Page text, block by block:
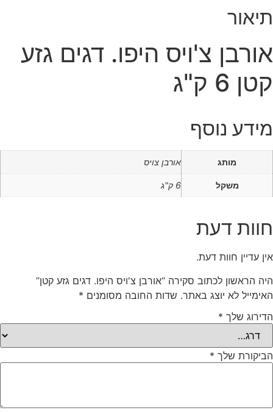
תיאור
אורבן צ'ויס היפו. דגים גזע
קטן 6 ק"ג
מידע נוסף
מותג אורבן צויס
משקל 6 ק"ג
חוות דעת
אין עדיין חוות דעת.
היה הראשון לכתוב סקירה “אורבן צ'ויס היפו. דגים גזע קטן”
האימייל לא יוצג באתר. שדות החובה מסומנים *
הדירוג שלך *
הביקורת שלך *